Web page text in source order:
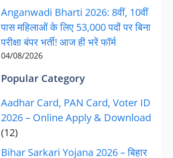
Anganwadi Bharti 2026: 8वीं, 10वीं
पास महिलाओं के लिए 53,000 पदों पर बिना
परीक्षा बंपर भर्ती! आज ही भरें फॉर्म
04/08/2026
Popular Category
Aadhar Card, PAN Card, Voter ID
2026 – Online Apply & Download
(12)
Bihar Sarkari Yojana 2026 – बिहार